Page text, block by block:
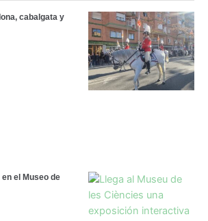
cabalgata y
el Museo de